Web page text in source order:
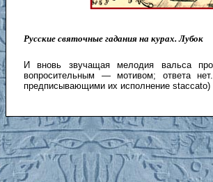
Русские святочные гадания на курах.Лубок
И вновь звучащая мелодия вальса
вопросительным — мотивом; ответа
предписывающими их исполнение